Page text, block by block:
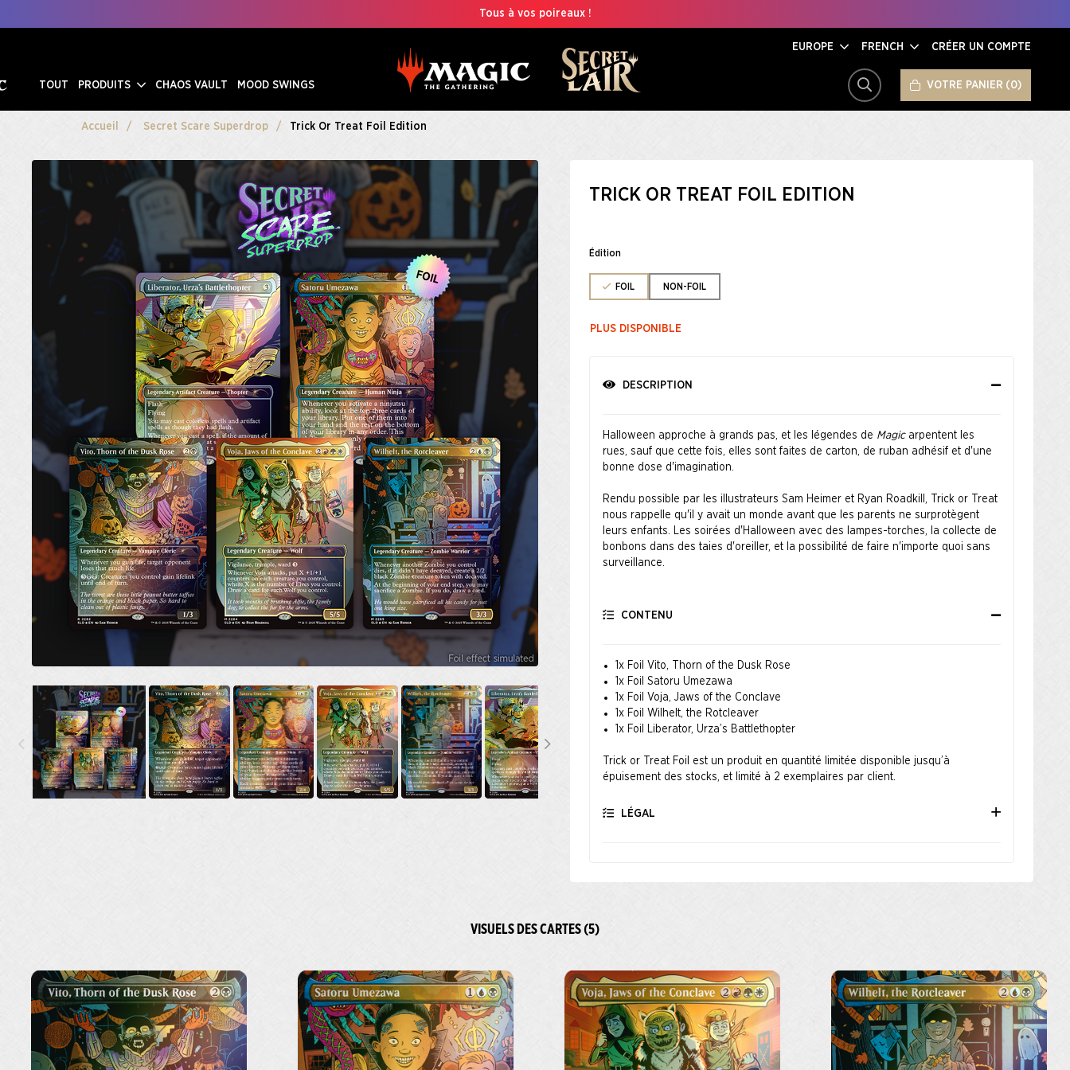
Tous à vos poireaux !
EUROPE FRENCH CRÉER UN COMPTE
TOUT PRODUITS CHAOS VAULT MOOD SWINGS RECHERCHER VOTRE PANIER 0
Accueil Secret Scare Superdrop Trick Or Treat Foil Edition​
TRICK OR TREAT FOIL EDITION​
Édition
FOIL NON-FOIL
PLUS DISPONIBLE
DESCRIPTION
Halloween approche à grands pas, et les légendes de Magicarpentent les
rues, sauf que cette fois, elles sont faites de carton, de ruban adhésif et d'une
bonne dose d'imagination.
Rendu possible par les illustrateurs Sam Heimer et Ryan Roadkill, Trick or Treat
nous rappelle qu'il y avait un monde avant que les parents ne surprotègent
leurs enfants. Les soirées d'Halloween avec des lampes-torches, la collecte de
bonbons dans des taies d'oreiller, et la possibilité de faire n'importe quoi sans
surveillance.
CONTENU
1x Foil Vito, Thorn of the Dusk Rose
1x Foil Satoru Umezawa
1x Foil Voja, Jaws of the Conclave
1x Foil Wilhelt, the Rotcleaver
1x Foil Liberator, Urza’s Battlethopter
Trick or Treat Foil est un produit en quantité limitée disponible jusqu’à
épuisement des stocks, et limité à 2 exemplaires par client.
LÉGAL
VISUELS DES CARTES (5)